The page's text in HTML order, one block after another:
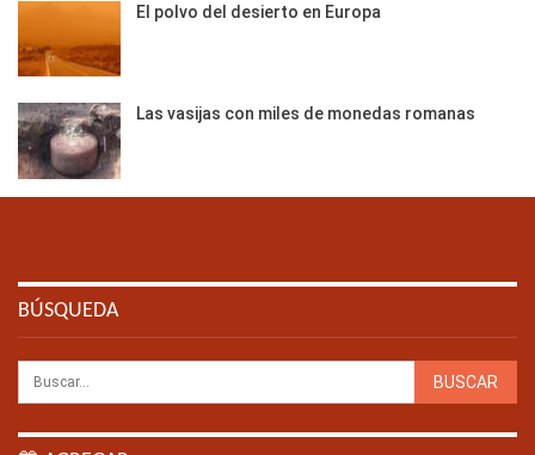
El polvo del desierto en Europa
Las vasijas con miles de monedas romanas
BÚSQUEDA